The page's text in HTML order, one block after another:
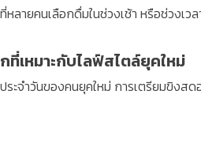
ลายคนเลือกดื่มในช่วงเช้า หรือช่วงเว
ที่เหมาะกับไลฟ์สไตล์ยุคใหม่
ะจำวันของคนยุคใหม่ การเตรียมขิง